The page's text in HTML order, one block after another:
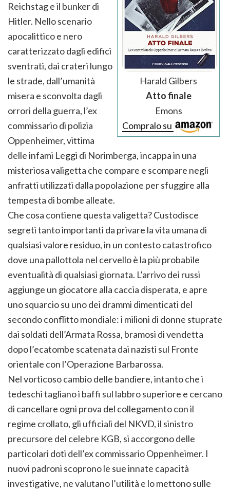
Harald Gilbers
Atto finale
Emons
Compralo su
Reichstag e il bunker di
Hitler. Nello scenario
apocalittico e nero
caratterizzato dagli edifici
sventrati, dai crateri lungo
le strade, dall’umanità
misera e sconvolta dagli
orrori della guerra, l’ex
commissario di polizia
Oppenheimer, vittima
delle infami Leggi di Norimberga, incappa in una
misteriosa valigetta che compare e scompare negli
anfratti utilizzati dalla popolazione per sfuggire alla
tempesta di bombe alleate.
Che cosa contiene questa valigetta? Custodisce
segreti tanto importanti da privare la vita umana di
qualsiasi valore residuo, in un contesto catastrofico
dove una pallottola nel cervello è la più probabile
eventualità di qualsiasi giornata. L’arrivo dei russi
aggiunge un giocatore alla caccia disperata, e apre
uno squarcio su uno dei drammi dimenticati del
secondo conflitto mondiale: i milioni di donne stuprate
dai soldati dell’Armata Rossa, bramosi di vendetta
dopo l’ecatombe scatenata dai nazisti sul Fronte
orientale con l’Operazione Barbarossa.
Nel vorticoso cambio delle bandiere, intanto che i
tedeschi tagliano i baffi sul labbro superiore e cercano
di cancellare ogni prova del collegamento con il
regime crollato, gli ufficiali del NKVD, il sinistro
precursore del celebre KGB, si accorgono delle
particolari doti dell’ex commissario Oppenheimer. I
nuovi padroni scoprono le sue innate capacità
investigative, ne valutano l’utilità e lo mettono sulle